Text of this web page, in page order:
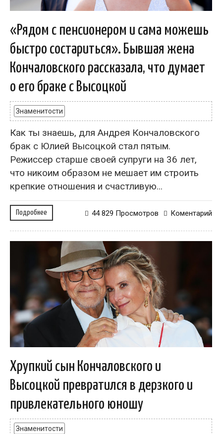
«Рядом с пенсионером и сама можешь
быстро состариться». Бывшая жена
Кончаловского рассказала, что думает
о его браке с Высоцкой
Знаменитости
Как ты знаешь, для Андрея Кончаловского
брак с Юлией Высоцкой стал пятым.
Режиссер старше своей супруги на 36 лет,
что никоим образом не мешает им строить
крепкие отношения и счастливую...
Подробнее Коментарий
44 829 Просмотров
Хрупкий сын Кончаловского и
Высоцкой превратился в дерзкого и
привлекательного юношу
Знаменитости